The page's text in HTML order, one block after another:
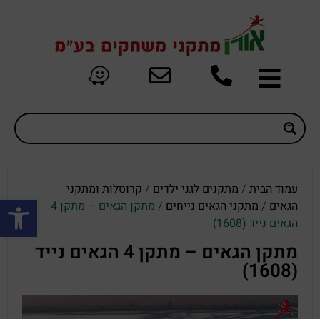
פתח
עמוד הבית / מתקנים לגני ילדים / קרוסלות ומתקני
הגאים / מתקני הגאים נייחים
/ מתקן הגאים – מתקן 4
הגאים נייד (1608)
מתקן הגאים – מתקן 4 הגאים נייד
(1608)